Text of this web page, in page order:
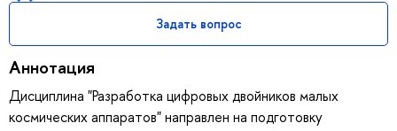
Задать вопрос
Аннотация
Дисциплина "Разработка цифровых двойников малых
космических аппаратов" направлен на подготовку